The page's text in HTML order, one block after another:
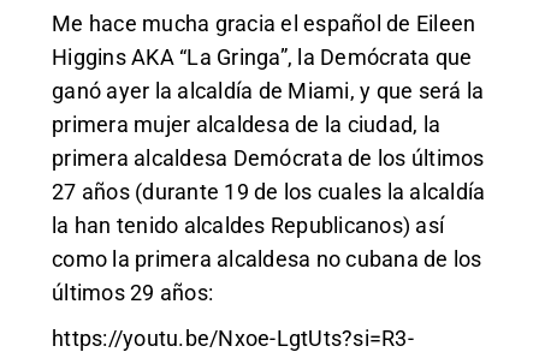
Me hace mucha gracia el español de Eileen
Higgins AKA “La Gringa”, la Demócrata que
ganó ayer la alcaldía de Miami, y que será la
primera mujer alcaldesa de la ciudad, la
primera alcaldesa Demócrata de los últimos
27 años (durante 19 de los cuales la alcaldía
la han tenido alcaldes Republicanos) así
como la primera alcaldesa no cubana de los
últimos 29 años:
https://youtu.be/Nxoe-LgtUts?si=R3-